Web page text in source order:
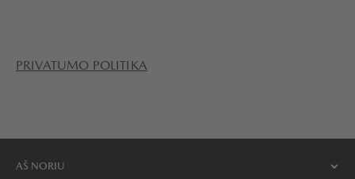
PRIVATUMO POLITIKA
AŠ NORIU